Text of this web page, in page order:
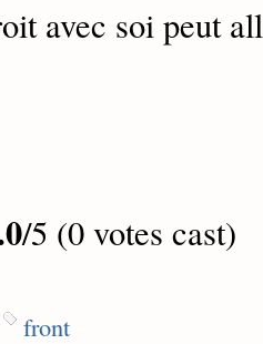
avec soi peut
/5 (0 votes cast)
front